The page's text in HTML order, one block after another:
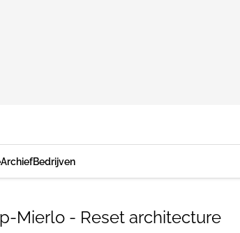
ArchiefBedrijven
Mierlo - Reset architecture